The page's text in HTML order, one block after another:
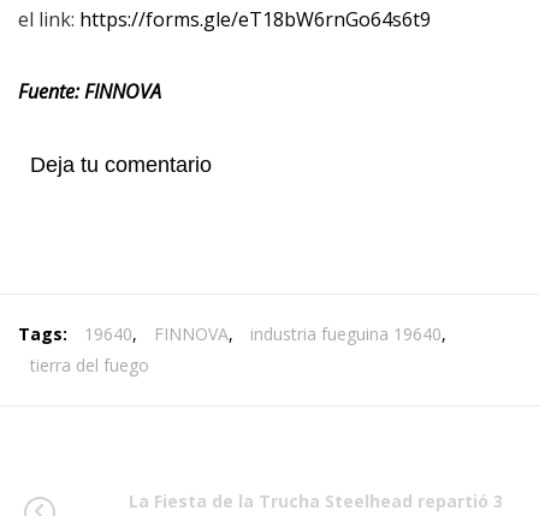
el link: https://forms.gle/eT18bW6rnGo64s6t9
Fuente: FINNOVA
Deja tu comentario
Tags: 19640, FINNOVA, industria fueguina 19640,
tierra del fuego
La Fiesta de la Trucha Steelhead repartió 3